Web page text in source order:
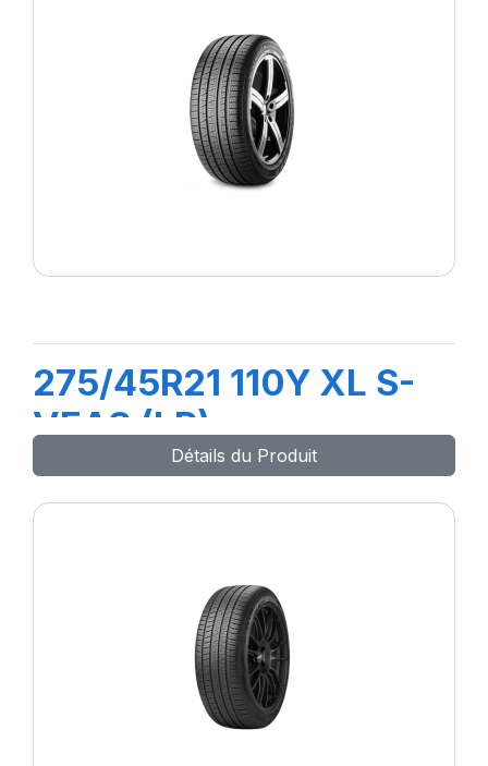
275/45R21 110Y XL S-
VEAS (LR)
Détails du Produit